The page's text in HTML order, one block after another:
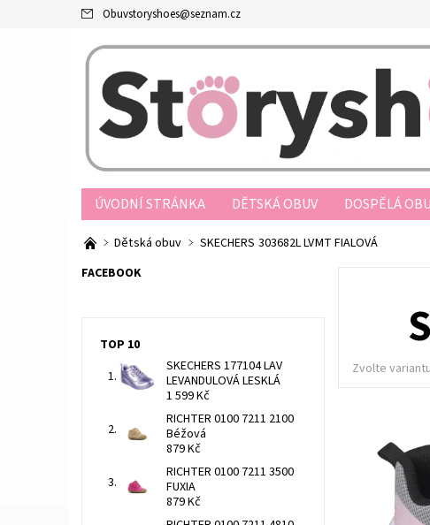
Obuvstoryshoes@seznam.cz
ÚVODNÍ STRÁNKA DĚTSKÁ OBUV DOSPĚLÁ
PRODEJNY
OBCHODNÍ PODMÍNKY JAK
REKLAMAČNÍ ŘÁD
Dětská obuv SKECHERS 303682L LVMT FIALOVÁ
Zvolte variantu
FACEBOOK
TOP 10
SKECHERS 177104 LAV
LEVANDULOVÁ LESKLÁ
1 599 Kč
RICHTER 0100 7211 2100
Béžová
879 Kč
RICHTER 0100 7211 3500
FUXIA
879 Kč